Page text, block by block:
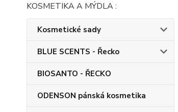
KOSMETIKA A MÝDLA :
Kosmetické sady
BLUE SCENTS - Řecko
BIOSANTO - ŘECKO
ODENSON pánská kosmetika